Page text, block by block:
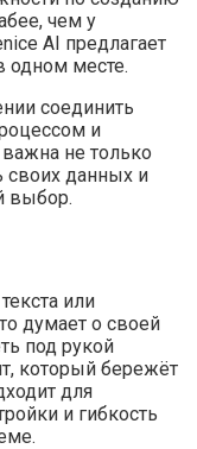
чем у
AI предлагает
одном месте.
соединить
и
не только
своих данных и
выбор.
или
думает о своей
под рукой
который бережёт
для
и гибкость